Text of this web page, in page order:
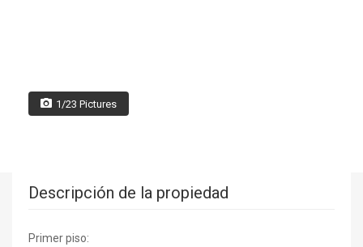
1/23 Pictures
Descripción de la propiedad
Primer piso: